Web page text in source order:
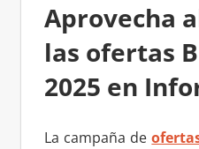
Aprovecha
las ofertas
2025 en
La campaña de